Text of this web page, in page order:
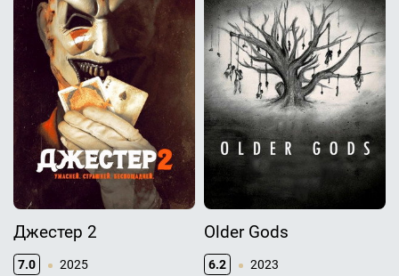
Джестер 2
7.0 2025
Older Gods
6.2 2023